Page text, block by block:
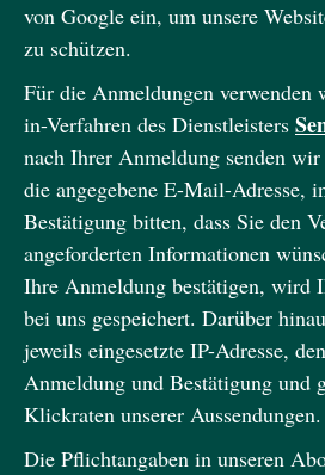
von Google ein, um unsere
zu schützen.
Für die Anmeldungen verwenden
in-Verfahren des Dienstleisters
nach Ihrer Anmeldung senden
die angegebene E-Mail-Adresse,
Bestätigung bitten, dass Sie den
angeforderten Informationen
Ihre Anmeldung bestätigen, wird
bei uns gespeichert. Darüber
jeweils eingesetzte IP-Adresse,
Anmeldung und Bestätigung und
Klickraten unserer Aussendungen.
Die Pflichtangaben in unseren